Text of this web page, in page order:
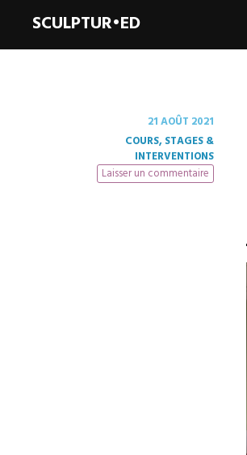
SCULPTUR•ED
21 AOÛT 2021
COURS, STAGES &
INTERVENTIONS
Laisser un commentaire